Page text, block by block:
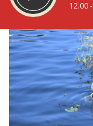
12.00
STRAKS:
De avond van
18.00 - 19.00 uur
Vorig uur
Inklappen